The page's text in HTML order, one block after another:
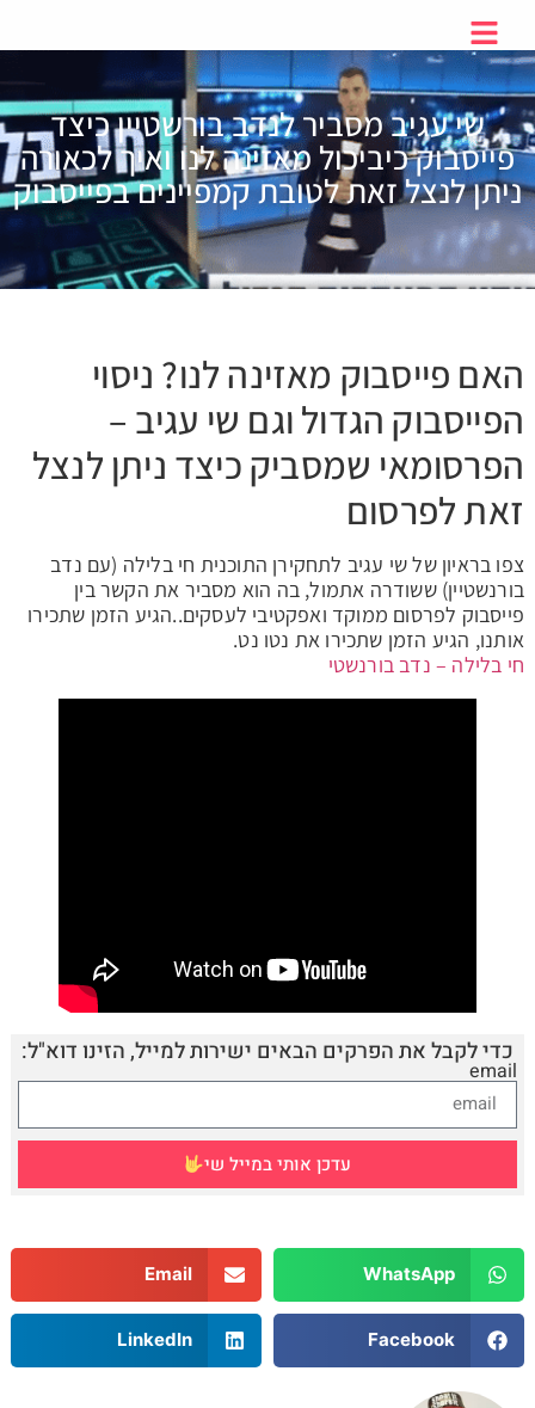
שי עגיב מסביר לנדב בורשטיין כיצד
פייסבוק כיביכול מאזינה לנו ואיך לכאורה
ניתן לנצל זאת לטובת קמפיינים בפייסבוק
האם פייסבוק מאזינה לנו? ניסוי
הפייסבוק הגדול וגם שי עגיב –
הפרסומאי שמסביק כיצד ניתן לנצל
זאת לפרסום
צפו בראיון של שי עגיב לתחקירן התוכנית חי בלילה (עם נדב
בורנשטיין) ששודרה אתמול, בה הוא מסביר את הקשר בין
פייסבוק לפרסום ממוקד ואפקטיבי לעסקים..הגיע הזמן שתכירו
אותנו, הגיע הזמן שתכירו את נטו נט.
חי בלילה – נדב בורנשטי
כדי לקבל את הפרקים הבאים ישירות למייל, הזינו דוא"ל:
email
עדכן אותי במייל שי
WhatsApp
Email
Facebook
LinkedIn